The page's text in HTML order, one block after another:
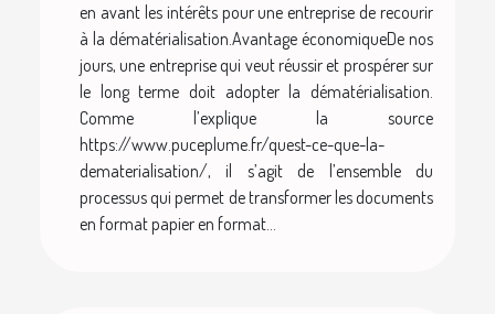
en avant les intérêts pour une entreprise de recourir
à la dématérialisation.Avantage économiqueDe nos
jours, une entreprise qui veut réussir et prospérer sur
le long terme doit adopter la dématérialisation.
Comme l’explique la source
https://www.puceplume.fr/quest-ce-que-la-
dematerialisation/, il s’agit de l’ensemble du
processus qui permet de transformer les documents
en format papier en format...